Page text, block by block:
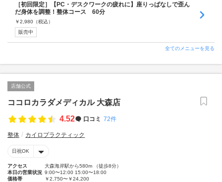
［初回限定］【PC・デスクワークの疲れに】座りっぱなしで歪ん
だ身体を調整！整体コース 60分
￥2,980 （税込）
販売中
全てのメニューを見る
店舗公式
ココロカラダメディカル 大森店
4.52
口コミ 72件
整体 カイロプラクティック
日祝OK
アクセス
大森海岸駅から580m （徒歩8分）
本日の営業状況 9:00〜12:00 15:00〜18:00
価格帯
￥2,750〜￥24,200